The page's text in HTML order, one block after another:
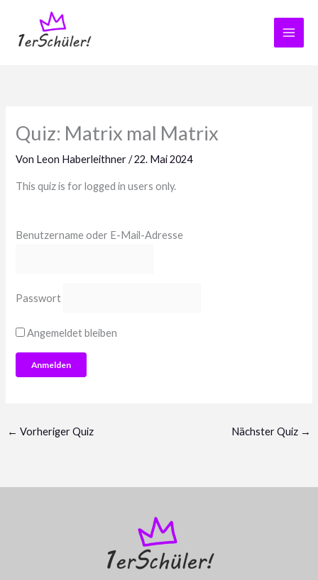
springen
Quiz: Matrix mal Matrix
Von Leon Haberleithner/22. Mai 2024
This quiz is for logged in users only.
Benutzername oder E-Mail-Adresse
Passwort
Angemeldet bleiben
← Vorheriger Quiz Nächster Quiz →